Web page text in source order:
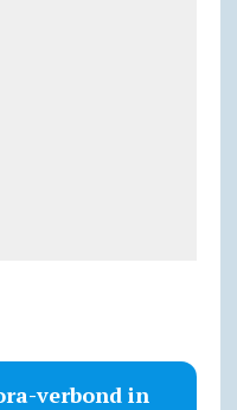
verbond in